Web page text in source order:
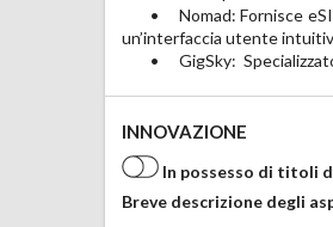
•	Nomad: Fornisce eSIM
un’interfaccia utente
•	GigSky: Specializzato
grazie a un controllo
INNOVAZIONE
In possesso di titoli
Breve descrizione degli